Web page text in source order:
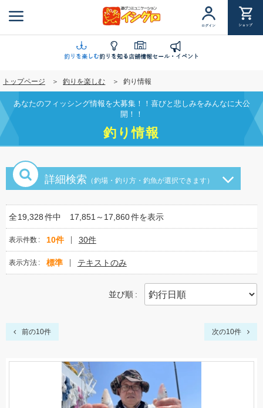
ン
に
移
動
ログイン ショップ
釣りを楽しむ釣りを知る店舗情報セール・イベント
トップページ 釣りを楽しむ 釣り情報
あなたのフィッシング情報を大募集！！喜びと悲しみをみんなに大公
開！！
釣り情報
詳細検索 （釣場・釣り方・釣魚が選択できます）
全19,328件中 17,851～17,860件を表示
表示件数 10件 30件
表示方法 標準 テキストのみ
並び順
前の10件 次の10件